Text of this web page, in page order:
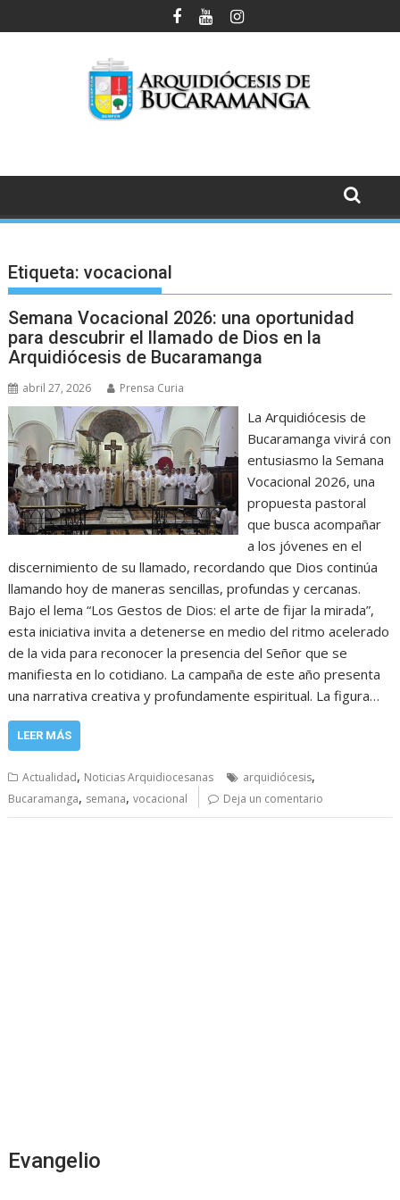
al
Etiqueta:vocacional
Semana Vocacional 2026: una oportunidad
para descubrir el llamado de Dios en la
Arquidiócesis de Bucaramanga
abril 27, 2026 Prensa Curia
La Arquidiócesis de
Bucaramanga vivirá con
entusiasmo la Semana
Vocacional 2026, una
propuesta pastoral
que busca acompañar
a los jóvenes en el
discernimiento de su llamado, recordando que Dios continúa
llamando hoy de maneras sencillas, profundas y cercanas.
Bajo el lema “Los Gestos de Dios: el arte de fijar la mirada”,
esta iniciativa invita a detenerse en medio del ritmo acelerado
de la vida para reconocer la presencia del Señor que se
manifiesta en lo cotidiano. La campaña de este año presenta
una narrativa creativa y profundamente espiritual. La figura…
LEER MÁS
Actualidad, Noticias Arquidiocesanas arquidiócesis,
Bucaramanga, semana,vocacional Deja un comentario
Evangelio